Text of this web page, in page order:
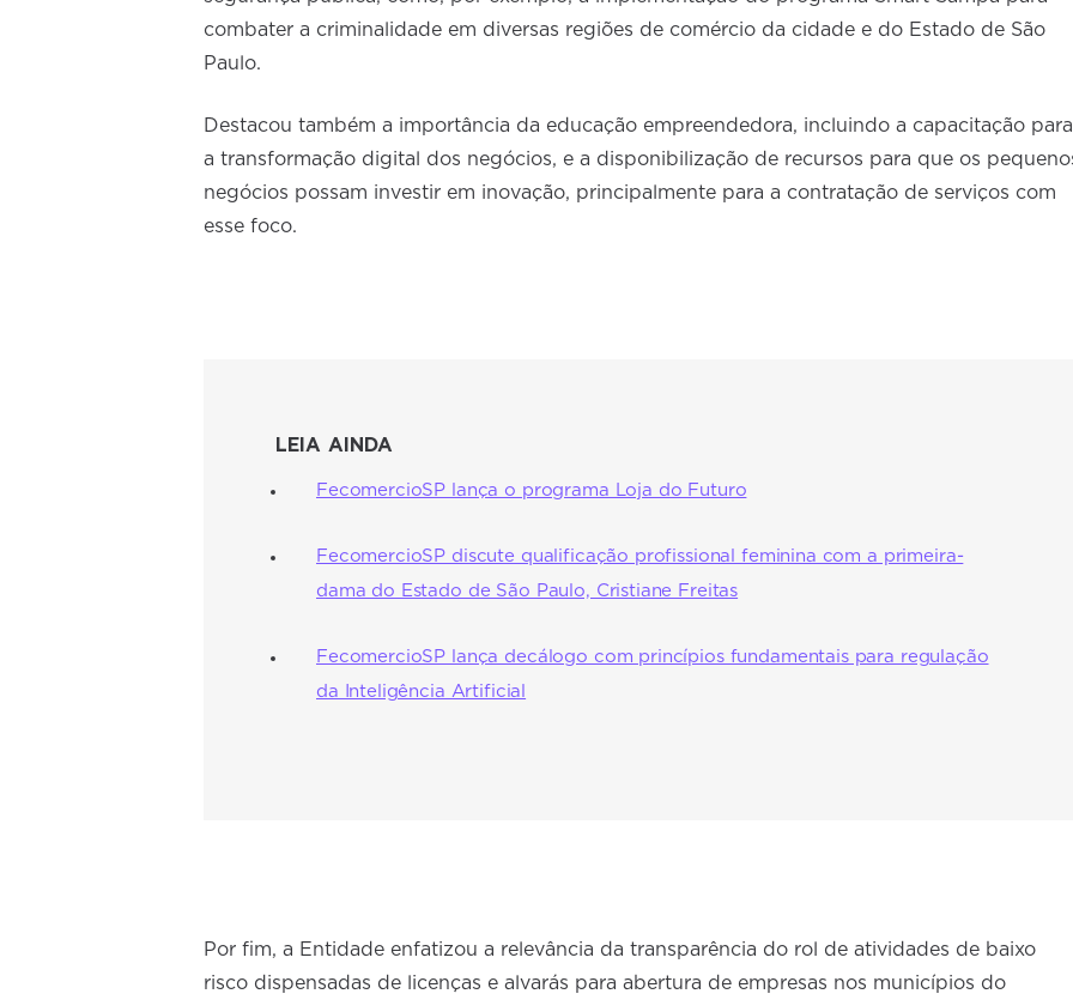
combater a criminalidade em diversas regiões de comércio da cidade e do Estado de São
Paulo.
Destacou também a importância da educação empreendedora, incluindo a capacitação para
a transformação digital dos negócios, e a disponibilização de recursos para que os
negócios possam investir em inovação, principalmente para a contratação de serviços com
esse foco.
LEIA AINDA
FecomercioSP lança o programa Loja do Futuro
FecomercioSP discute qualificação profissional feminina com a primeira-
dama do Estado de São Paulo, Cristiane Freitas
FecomercioSP lança decálogo com princípios fundamentais para regulação
da Inteligência Artificial
Por fim, a Entidade enfatizou a relevância da transparência do rol de atividades de baixo
risco dispensadas de licenças e alvarás para abertura de empresas nos municípios do